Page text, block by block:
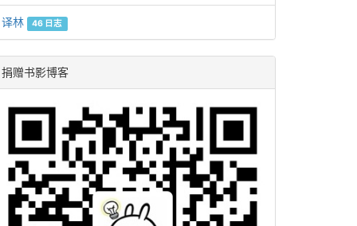
译林 46 日志
捐赠书影博客